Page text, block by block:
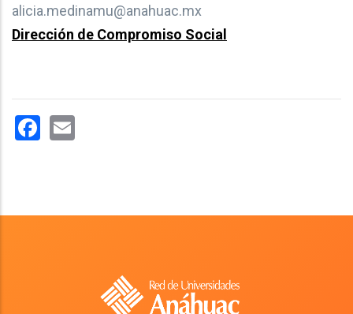
alicia.medinamu@anahuac.mx
Dirección de Compromiso Social
Facebook